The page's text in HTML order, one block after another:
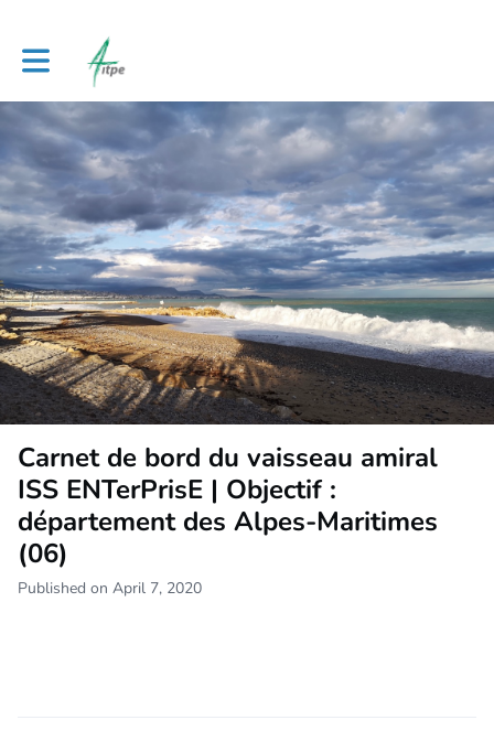
Toggle main navigation
Carnet de bord du vaisseau amiral
ISS ENTerPrisE | Objectif :
département des Alpes-Maritimes
(06)
Published on April 7, 2020